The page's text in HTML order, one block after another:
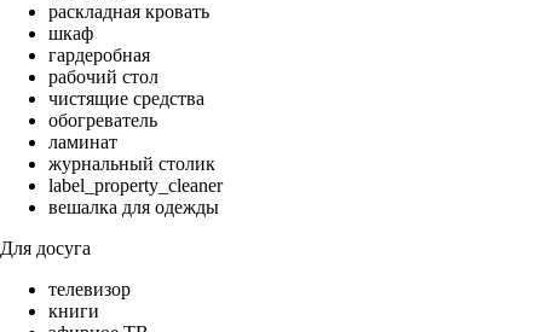
раскладная кровать
шкаф
гардеробная
рабочий стол
чистящие средства
обогреватель
ламинат
журнальный столик
label_property_cleaner
вешалка для одежды
Для досуга
телевизор
книги